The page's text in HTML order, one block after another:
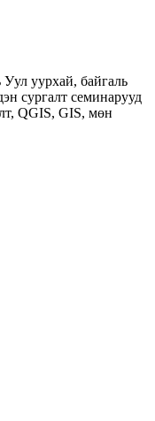
уурхай, байгаль
сургалт семинарууд
QGIS, GIS, мөн